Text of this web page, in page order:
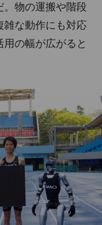
物の運搬や階段
雑な動作にも対応
の幅が広がると